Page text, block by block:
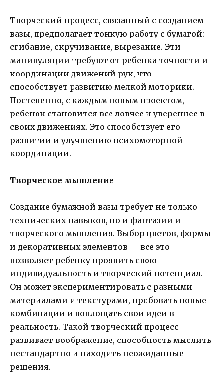
Творческий процесс, связанный с созданием
вазы, предполагает тонкую работу с бумагой:
сгибание, скручивание, вырезание. Эти
манипуляции требуют от ребенка точности и
координации движений рук, что
способствует развитию мелкой моторики.
Постепенно, с каждым новым проектом,
ребенок становится все ловчее и увереннее в
своих движениях. Это способствует его
развитии и улучшению психомоторной
координации.
Творческое мышление
Создание бумажной вазы требует не только
технических навыков, но и фантазии и
творческого мышления. Выбор цветов, формы
и декоративных элементов — все это
позволяет ребенку проявить свою
индивидуальность и творческий потенциал.
Он может экспериментировать с разными
материалами и текстурами, пробовать новые
комбинации и воплощать свои идеи в
реальность. Такой творческий процесс
развивает воображение, способность мыслить
нестандартно и находить неожиданные
решения.